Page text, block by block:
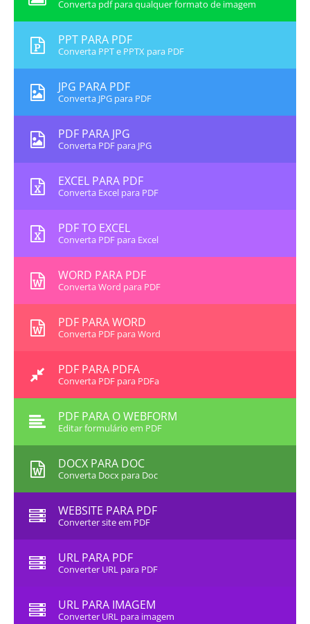
Converta pdf para qualquer formato de imagem
PPT PARA PDF
Converta PPT e PPTX para PDF
JPG PARA PDF
Converta JPG para PDF
PDF PARA JPG
Converta PDF para JPG
EXCEL PARA PDF
Converta Excel para PDF
PDF TO EXCEL
Converta PDF para Excel
WORD PARA PDF
Converta Word para PDF
PDF PARA WORD
Converta PDF para Word
PDF PARA PDFA
Converta PDF para PDFa
PDF PARA O WEBFORM
Editar formulário em PDF
DOCX PARA DOC
Converta Docx para Doc
WEBSITE PARA PDF
Converter site em PDF
URL PARA PDF
Converter URL para PDF
URL PARA IMAGEM
Converter URL para imagem